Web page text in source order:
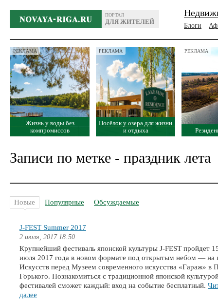
ПОРТАЛ
ДЛЯ ЖИТЕЛЕЙ
Блоги
РЕКЛАМА
Жизнь у воды без
компромиссов
РЕКЛАМА
Посёлок у озера для жизни
и отдыха
РЕКЛАМА
Записи по метке - праздник лета
Новые Популярные Обсуждаемые
J-FEST Summer 2017
2 июля, 2017 18:50
Крупнейший фестиваль японской культуры J-FEST пройдет
июля 2017 года в новом формате под открытым небом — на
Искусств перед Музеем современного искусства «Гараж» в
Горького. Познакомиться с традиционной японской
фестивалей сможет каждый: вход на событие бесплатный.
далее